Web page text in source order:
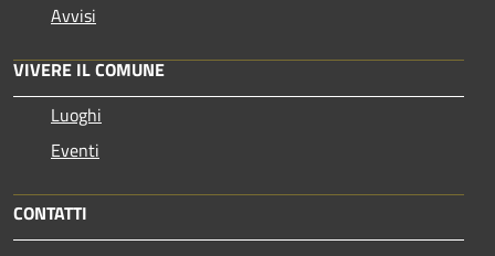
Avvisi
VIVERE IL COMUNE
Luoghi
Eventi
CONTATTI